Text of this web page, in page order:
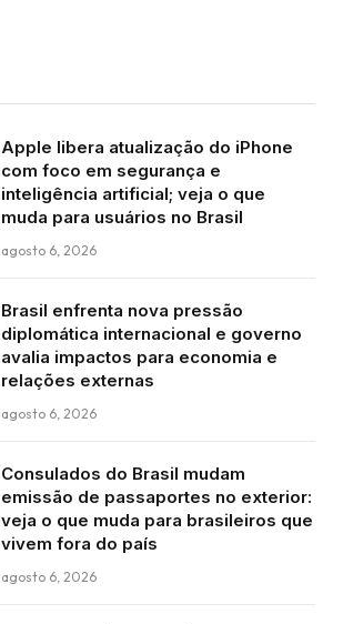
Apple libera atualização do iPhone
com foco em segurança e
inteligência artificial; veja o que
muda para usuários no Brasil
agosto 6, 2026
Brasil enfrenta nova pressão
diplomática internacional e governo
avalia impactos para economia e
relações externas
agosto 6, 2026
Consulados do Brasil mudam
emissão de passaportes no exterior:
veja o que muda para brasileiros que
vivem fora do país
agosto 6, 2026